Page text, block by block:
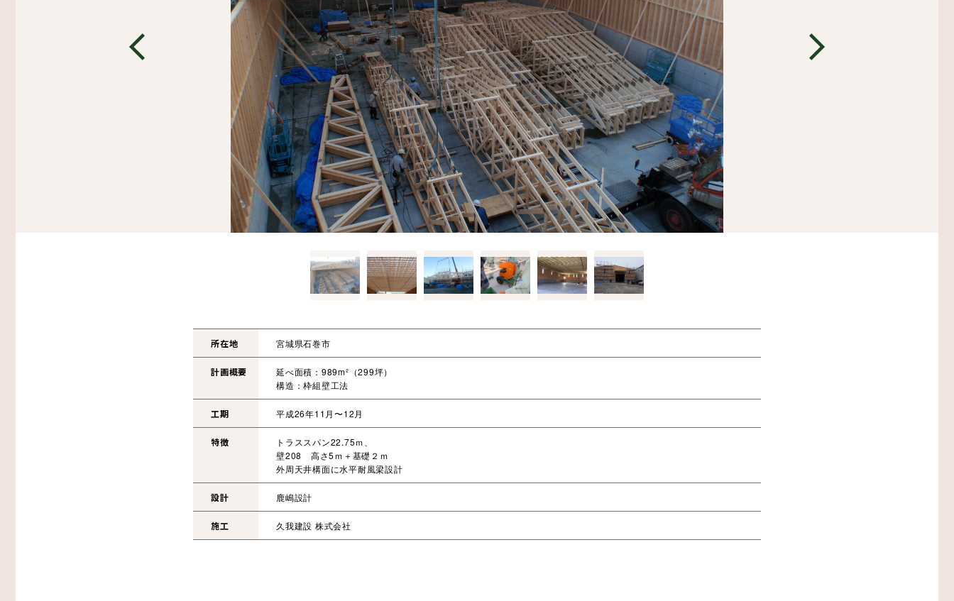
生産・物流
木造倉庫・木造店舗 木造畜舎 造作材・設備機器・二重床
その他 ダブルシールドパネル
スマート倉庫
タイダウンシステム
「ロッドマン」
フレームレスエレベーター
NLTコンテナ
所在地 宮城県石巻市
計画概要
延べ面積：989m²（299坪）
構造：枠組壁工法
工期 平成26年11月〜12月
特徴
トラススパン22.75ｍ、
壁208 高さ5ｍ＋基礎２ｍ
外周天井構面に水平耐風梁設計
設計 鹿嶋設計
施工 久我建設 株式会社